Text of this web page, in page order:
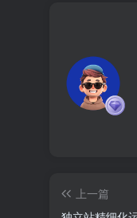
上一篇